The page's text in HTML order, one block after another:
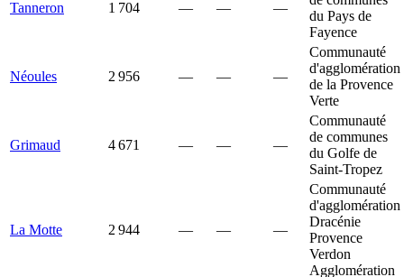
Tanneron 1 704 — — —
du Pays de
Fayence
Néoules 2 956 — — —
Communauté
d'agglomération
de la Provence
Verte
Grimaud 4 671 — — —
Communauté
de communes
du Golfe de
Saint-Tropez
La Motte 2 944 — — —
Communauté
d'agglomération
Dracénie
Provence
Verdon
Agglomération